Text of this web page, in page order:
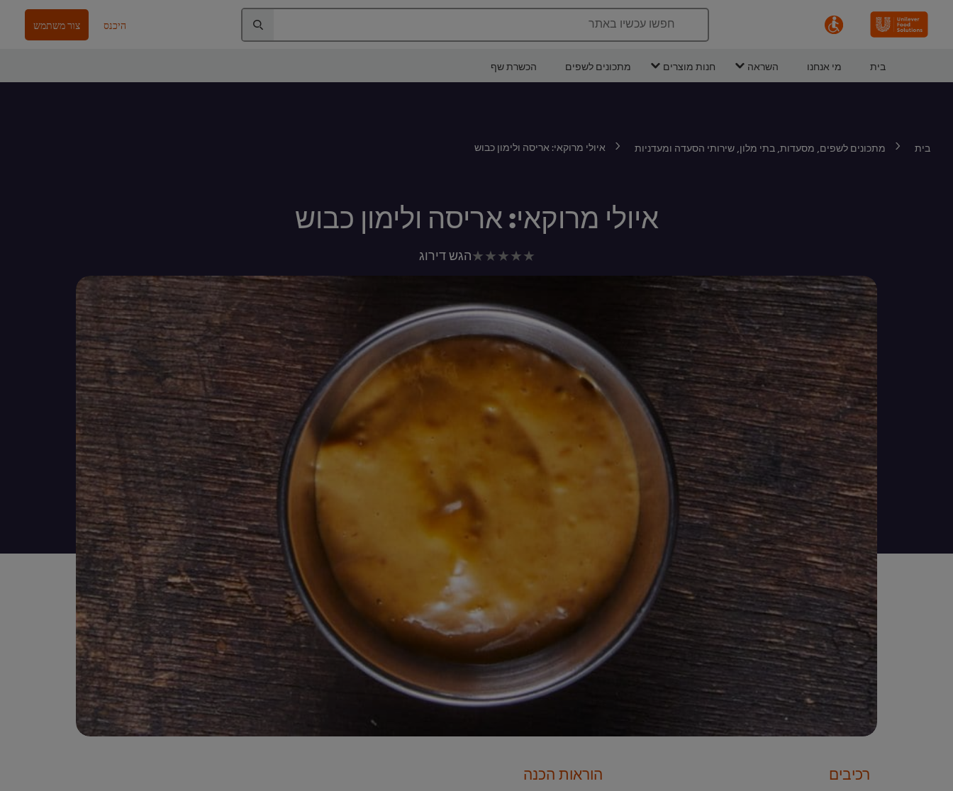
חפשו עכשיו באתר היכנס צור משתמש
בית מי אנחנו השראה חנות מוצרים מתכונים לשפים הכשרת שף
בית מתכונים לשפים, מסעדות, בתי מלון, שירותי הסעדה ומעדניות איולי מרוקאי: אריסה ולימון כבוש
איולי מרוקאי: אריסה ולימון כבוש
לא
עבור
recipe
הגש דירוג
רכיבים הוראות הכנה